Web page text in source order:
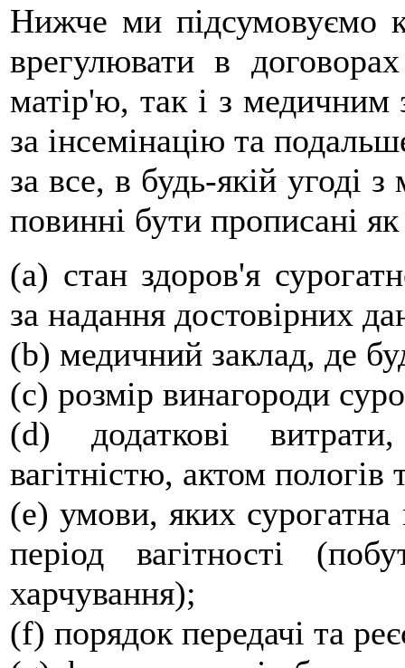
Нижче ми підсумовуємо
врегулювати в
матір'ю, так і з медичним
за інсемінацію та
за все, в будь-якій угоді
повинні бути прописані
(a) стан здоров'я
за надання достовірних
(b) медичний заклад, де
(c) розмір винагороди
(d) додаткові
вагітністю, актом
(e) умови, яких
період вагітності
харчування);
(f) порядок передачі та